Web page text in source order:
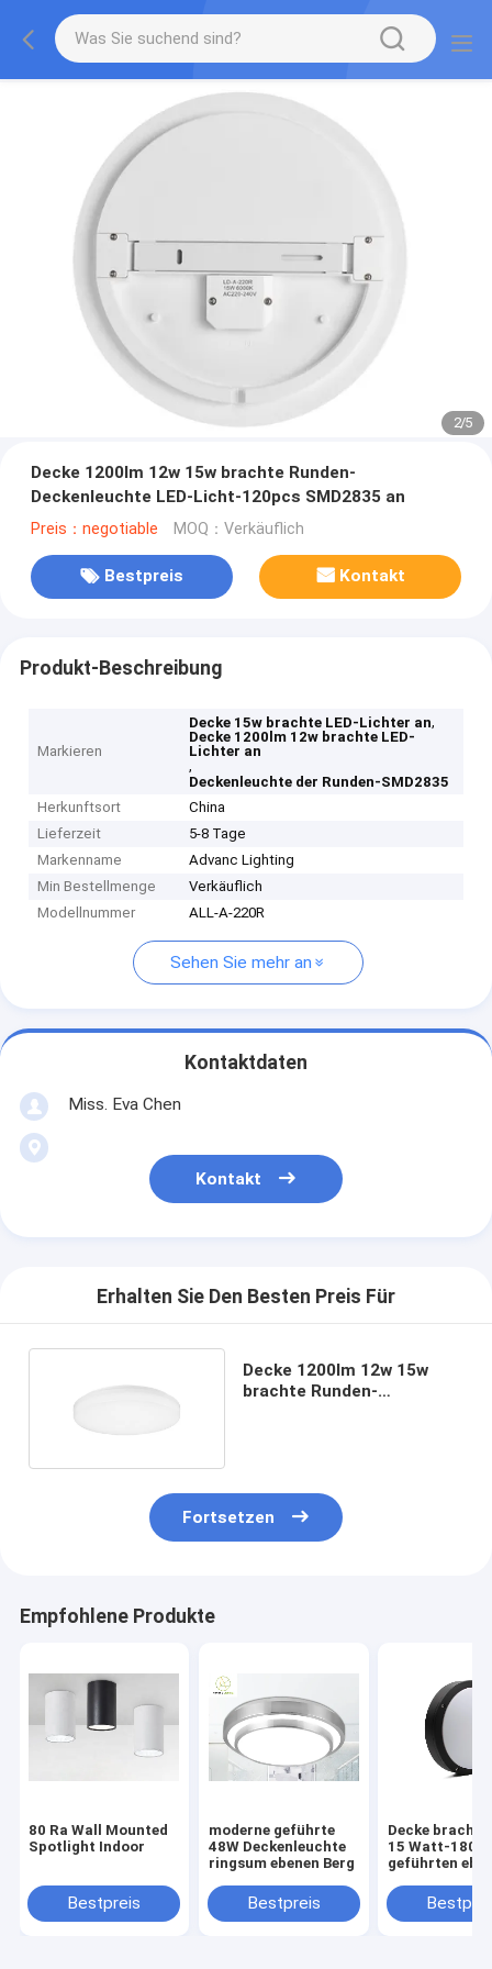
2/5
Decke 1200lm 12w 15w brachte Runden-
Deckenleuchte LED-Licht-120pcs SMD2835 an
Preis：negotiable MOQ：Verkäuflich
Bestpreis Kontakt
Produkt-Beschreibung
Markieren
Decke 15w brachte LED-Lichter an,
Decke 1200lm 12w brachte LED-
Lichter an
,
Deckenleuchte der Runden-SMD2835
Herkunftsort
China
Lieferzeit
5-8 Tage
Markenname
Advanc Lighting
Min Bestellmenge
Verkäuflich
Modellnummer
ALL-A-220R
Sehen Sie mehr an
Kontaktdaten
Miss. Eva Chen
Kontakt
Erhalten Sie Den Besten Preis Für
Decke 1200lm 12w 15w
brachte Runden-
Fortsetzen
Empfohlene Produkte
80 Ra Wall Mounted
Spotlight Indoor
Bestpreis
moderne geführte
48W Deckenleuchte
ringsum ebenen Berg
Bestpreis
Decke brachte
15 Watt-
geführten
275mm
Kreis an